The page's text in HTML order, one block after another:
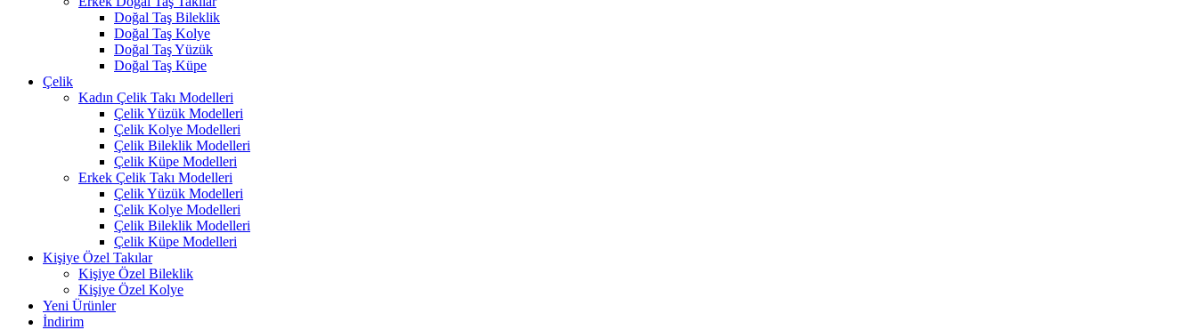
Doğal Taş Bileklik
Doğal Taş Kolye
Doğal Taş Yüzük
Doğal Taş Küpe
Çelik
Kadın Çelik Takı Modelleri
Çelik Yüzük Modelleri
Çelik Kolye Modelleri
Çelik Bileklik Modelleri
Çelik Küpe Modelleri
Erkek Çelik Takı Modelleri
Çelik Yüzük Modelleri
Çelik Kolye Modelleri
Çelik Bileklik Modelleri
Çelik Küpe Modelleri
Kişiye Özel Takılar
Kişiye Özel Bileklik
Kişiye Özel Kolye
Yeni Ürünler
İndirim